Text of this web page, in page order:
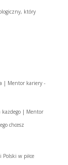
który
| Mentor kariery -
każdego | Mentor
chcesz
Polski w piłce